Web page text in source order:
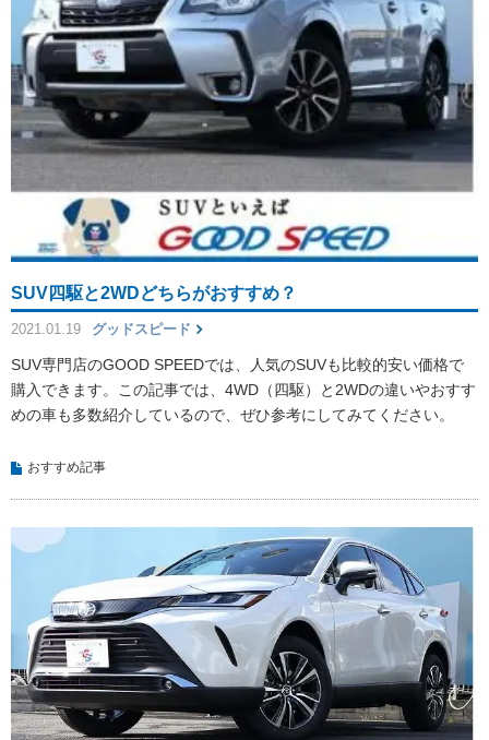
SUV四駆と2WDどちらがおすすめ？
2021.01.19 グッドスピード
SUV専門店のGOOD SPEEDでは、人気のSUVも比較的安い価格で
購入できます。この記事では、4WD（四駆）と2WDの違いやおすす
めの車も多数紹介しているので、ぜひ参考にしてみてください。
おすすめ記事